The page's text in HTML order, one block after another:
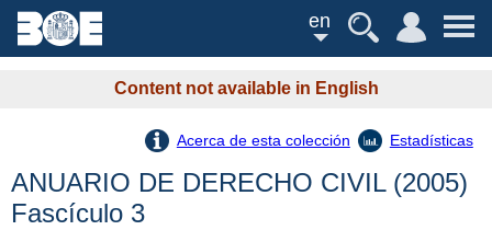
en
Content not available in English
Acerca de esta colección Estadísticas
ANUARIO DE DERECHO CIVIL (2005)
Fascículo 3